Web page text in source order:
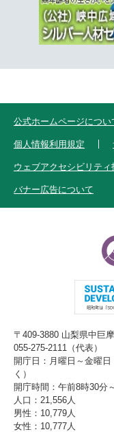
公式ホームページにつ
個人情報利用規定
ウェブアクセシビリティ
バナー広告について
〒409-3880 山梨県中巨
055-275-2111（代表）
開庁日：月曜日～金曜
く）
開庁時間：午前8時30分
人口：21,556人
男性：10,779人
女性：10,777人